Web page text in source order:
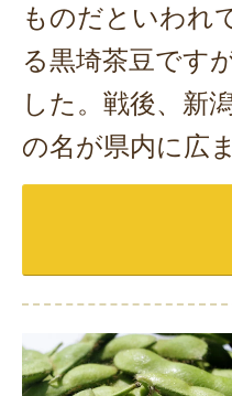
ものだといわれ
る黒埼茶豆です
した。戦後、新
の名が県内に広